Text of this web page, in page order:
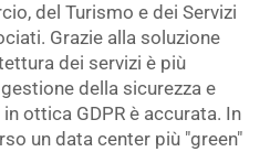
del Turismo e dei Servizi
Grazie alla soluzione
dei servizi è più
della sicurezza e
ottica GDPR è accurata. In
un data center più "green"